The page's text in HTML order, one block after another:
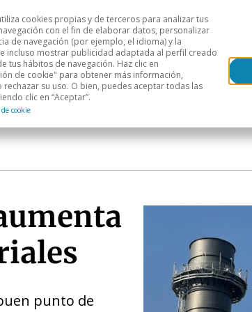
sectorial Áreas geográficas
cookies propias y de terceros para analizar tus
con el fin de elaborar datos, personalizar
de navegación (por ejemplo, el idioma) y la
incluso mostrar publicidad adaptada al perfil creado
tus hábitos de navegación. Haz clic en
de cookie" para obtener más información,
rechazar su uso. O bien, puedes aceptar todas las
clic en “Aceptar”.
cookie
punto de